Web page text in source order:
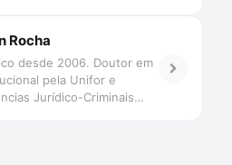
Rocha
desde 2006. Doutor em
pela Unifor e
Jurídico-Criminais